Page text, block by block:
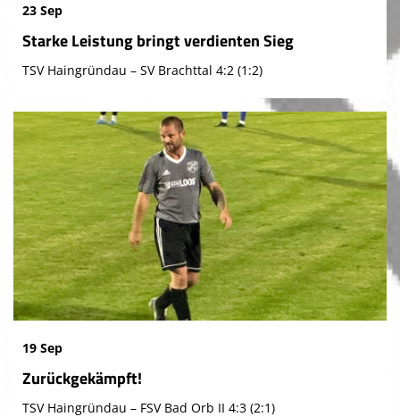
23 Sep
Starke Leistung bringt verdienten Sieg
TSV Haingründau – SV Brachttal 4:2 (1:2)
19 Sep
Zurückgekämpft!
TSV Haingründau – FSV Bad Orb II 4:3 (2:1)